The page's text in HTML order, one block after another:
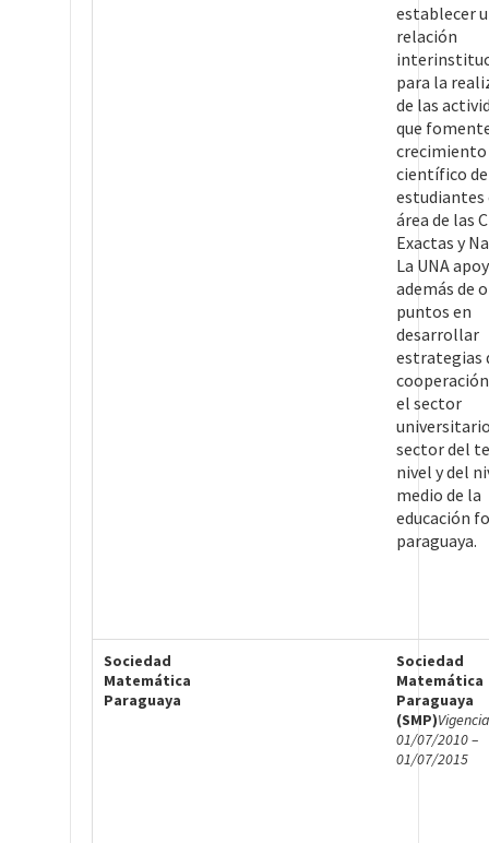
establecer
relación
para la
de las
que
crecimiento
científico
estudiantes
área de las
Exactas y
La UNA
además de
puntos en
desarrollar
estrategias
el sector
sector del
nivel y del
medio de la
educación
paraguaya.
Sociedad
Matemática
Paraguaya
Sociedad
Matemática
Paraguaya
(SMP)
01/07/2010 –
01/07/2015